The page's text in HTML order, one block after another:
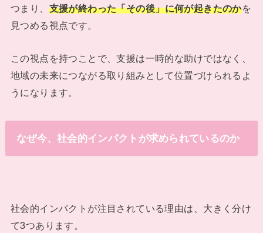
つまり、 支援が終わった「その後」に何が起きたのかを
見つめる視点です。
この視点を持つことで、支援は一時的な助けではなく、
地域の未来につながる取り組みとして位置づけられるよ
うになります。
なぜ今、社会的インパクトが求められているのか
社会的インパクトが注目されている理由は、大きく分け
て3つあります。